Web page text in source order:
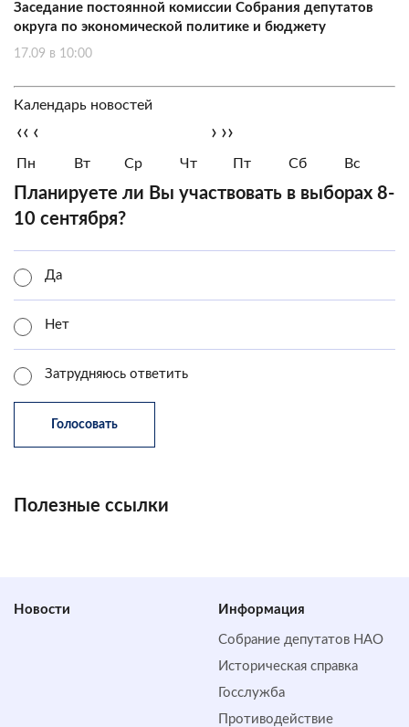
Заседание постоянной комиссии Собрания депутатов
округа по экономической политике и бюджету
17.09 в 10:00
Календарь новостей
‹‹ ‹ › ››
Пн Вт Ср Чт Пт Сб Вс
Планируете ли Вы участвовать в выборах 8-
10 сентября?
Да
Нет
Затрудняюсь ответить
Полезные ссылки
Новости Информация
Собрание депутатов НАО
Историческая справка
Госслужба
Противодействие